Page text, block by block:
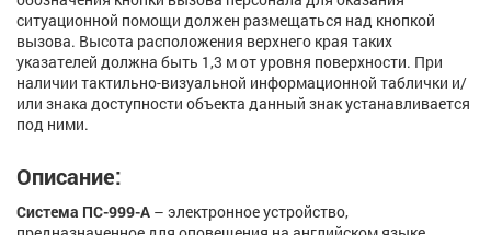
ситуационной помощи должен размещаться над кнопкой
вызова. Высота расположения верхнего края таких
указателей должна быть 1,3 м от уровня поверхности. При
наличии тактильно-визуальной информационной таблички и/
или знака доступности объекта данный знак устанавливается
под ними.
Описание:
Система ПС-999-A – электронное устройство,